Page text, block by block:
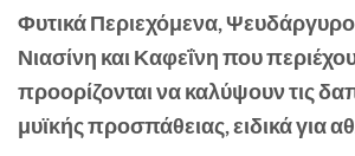
Φυτικά Περιεχόμενα,
Νιασίνη και Καφεΐνη που
προορίζονται να καλύψουν τις
μυϊκής προσπάθειας, ειδικά για